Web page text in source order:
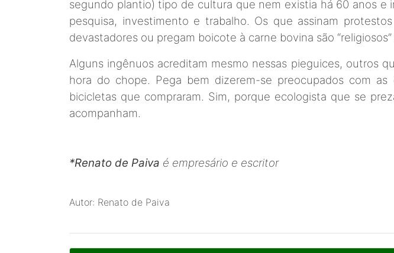
segundo plantio) tipo de cultura que nem existia há 60 anos e
pesquisa, investimento e trabalho. Os que assinam
devastadores ou pregam boicote à carne bovina são
Alguns ingênuos acreditam mesmo nessas pieguices, outros
hora do chope. Pega bem dizerem-se preocupados com
bicicletas que compraram. Sim, porque ecologista que se
acompanham.
*Renato de Paiva é empresário e escritor
Autor: Renato de Paiva